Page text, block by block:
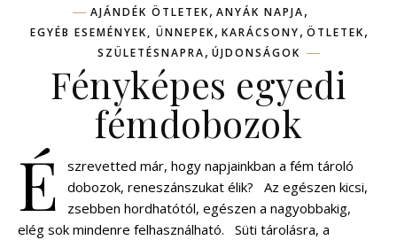
AJÁNDÉK ÖTLETEK, ANYÁK NAPJA,
EGYÉB ESEMÉNYEK, ÜNNEPEK, KARÁCSONY, ÖTLETEK,
SZÜLETÉSNAPRA, ÚJDONSÁGOK
Fényképes egyedi
fémdobozok
É
szrevetted már, hogy napjainkban a fém tároló
dobozok, reneszánszukat élik? Az egészen kicsi,
zsebben hordhatótól, egészen a nagyobbakig,
elég sok mindenre felhasználható. Süti tárolásra, a